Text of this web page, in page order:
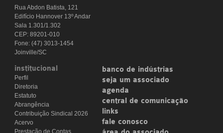
Rua Abdon Batista, 121
Edifício Hannover 13º Andar
Sala 1.301/1.302
CEP: 89201-010
Fone: (47) 3013-1454
Joinville/SC
institucional
Perfil
Diretoria
Estatuto
Abrangência
Contribuição Sindical 2026
Acervo
Prestação de Contas
banco de indústrias
seja um associado
agenda
central de comunicação
links
fale conosco